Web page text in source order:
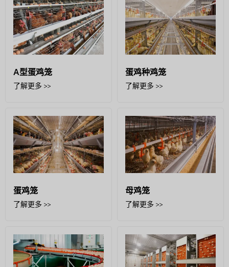
A型蛋鸡笼
了解更多 >>
蛋鸡种鸡笼
了解更多 >>
蛋鸡笼
了解更多 >>
母鸡笼
了解更多 >>